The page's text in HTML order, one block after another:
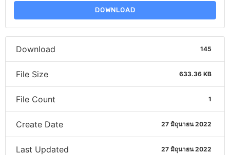
DOWNLOAD
Download 145
File Size 633.36 KB
File Count 1
Create Date 27 มิถุนายน 2022
Last Updated 27 มิถุนายน 2022